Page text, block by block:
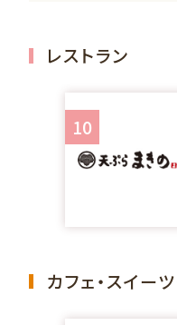
レストラン
10
カフェ・スイー